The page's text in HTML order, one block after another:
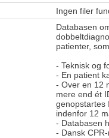
Ingen filer
Databasen
patienter,
- Teknisk og
- En patient
- Over en 12
mere end ét
genopstartes
indenfor 12
- Databasen
- Dansk